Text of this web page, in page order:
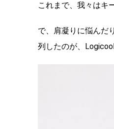
これまで、我々はキ
で、肩凝りに悩んだ
列したのが、